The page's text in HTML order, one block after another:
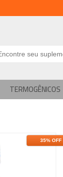
TERMOGÊNICOS
35% OFF